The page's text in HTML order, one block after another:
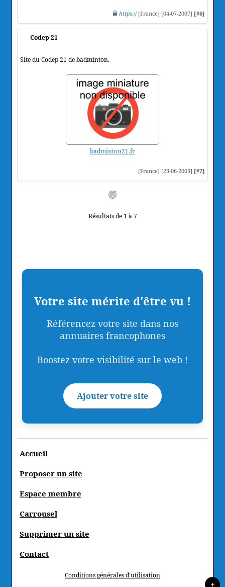
https:// [France] [04-07-2007] [#6]
Codep 21
Site du Codep 21 de badminton.
badminton21.fr
[France] [23-06-2005] [#7]
Résultats de 1 à 7
Votre site mérite d'être vu !
Référencez votre site dans nos
annuaires francophones
Boostez votre visibilité sur le web !
Ajouter votre site
Accueil
Proposer un site
Espace membre
Carrousel
Supprimer un site
Contact
Conditions générales d'utilisation
+